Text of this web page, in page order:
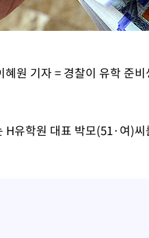
혜원 기자 = 경찰이 유학 준
H유학원 대표 박모(51·여)